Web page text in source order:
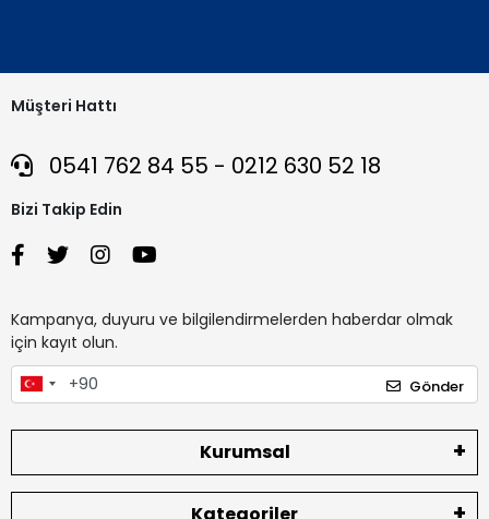
Müşteri Hattı
0541 762 84 55 - 0212 630 52 18
Bizi Takip Edin
Kampanya, duyuru ve bilgilendirmelerden haberdar olmak
için kayıt olun.
Gönder
Kurumsal